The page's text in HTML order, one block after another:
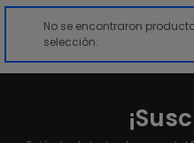
No se encontraron
selección.